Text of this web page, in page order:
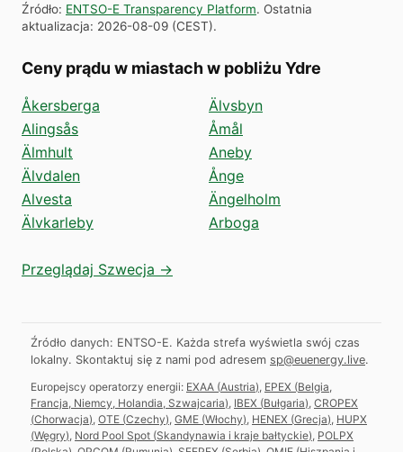
Źródło: ENTSO-E Transparency Platform. Ostatnia
aktualizacja: 2026-08-09 (CEST).
Ceny prądu w miastach w pobliżu Ydre
Åkersberga
Alingsås
Älmhult
Älvdalen
Alvesta
Älvkarleby
Älvsbyn
Åmål
Aneby
Ånge
Ängelholm
Arboga
Przeglądaj Szwecja →
Źródło danych: ENTSO-E. Każda strefa wyświetla swój czas
lokalny. Skontaktuj się z nami pod adresem sp@euenergy.live.
Europejscy operatorzy energii: EXAA (Austria) EPEX (Belgia,
Francja, Niemcy, Holandia, Szwajcaria) IBEX (Bułgaria) CROPEX
(Chorwacja) OTE (Czechy) GME (Włochy) HENEX (Grecja) HUPX
(Węgry) Nord Pool Spot (Skandynawia i kraje bałtyckie) POLPX